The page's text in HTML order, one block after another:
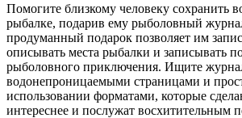
Помогите близкому человеку сохранить
рыбалке, подарив ему рыболовный
продуманный подарок позволяет им
описывать места рыбалки и записывать
рыболовного приключения. Ищите
водонепроницаемыми страницами и
использовании форматами, которые
интереснее и послужат восхитительным